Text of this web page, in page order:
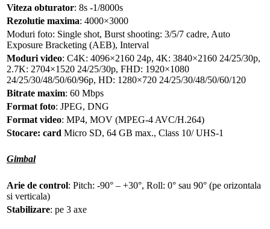
Viteza obturator: 8s -1/8000s
Rezolutie maxima: 4000×3000
Moduri foto: Single shot, Burst shooting: 3/5/7 cadre, Auto
Exposure Bracketing (AEB), Interval
Moduri video: C4K: 4096×2160 24p, 4K: 3840×2160 24/25/30p,
2.7K: 2704×1520 24/25/30p, FHD: 1920×1080
24/25/30/48/50/60/96p, HD: 1280×720 24/25/30/48/50/60/120
Bitrate maxim: 60 Mbps
Format foto: JPEG, DNG
Format video: MP4, MOV (MPEG-4 AVC/H.264)
Stocare: card Micro SD, 64 GB max., Class 10/ UHS-1
Gimbal
Arie de control: Pitch: -90° – +30°, Roll: 0° sau 90° (pe orizontala
si verticala)
Stabilizare: pe 3 axe